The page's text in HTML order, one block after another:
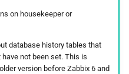
on housekeeper or
database history tables that
not been set. This is
version before Zabbix 6 and